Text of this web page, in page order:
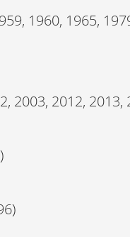
1960, 1965,
2003, 2012, 2013,